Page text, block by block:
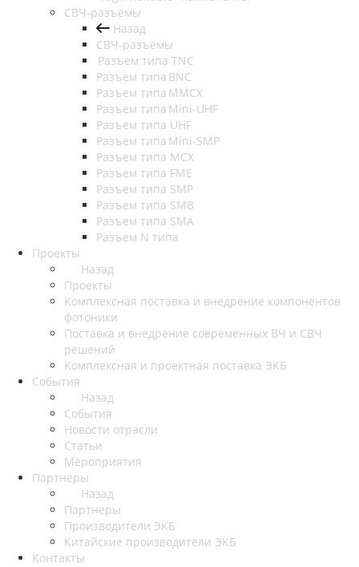
СВЧ-разъёмы
Назад
СВЧ-разъёмы
Разъем типа TNC
Разъем типа BNC
Разъем типа MMCX
Разъем типа Mini-UHF
Разъем типа UHF
Разъем типа Mini-SMP
Разъем типа MCX
Разъем типа FME
Разъем типа SMP
Разъем типа SMB
Разъем типа SMA
Разъем N типа
Проекты
Назад
Проекты
Комплексная поставка и внедрение компонентов
фотоники
Поставка и внедрение современных ВЧ и СВЧ
решений
Комплексная и проектная поставка ЭКБ
События
Назад
События
Новости отрасли
Статьи
Мероприятия
Партнеры
Назад
Партнеры
Производители ЭКБ
Китайские производители ЭКБ
Контакты